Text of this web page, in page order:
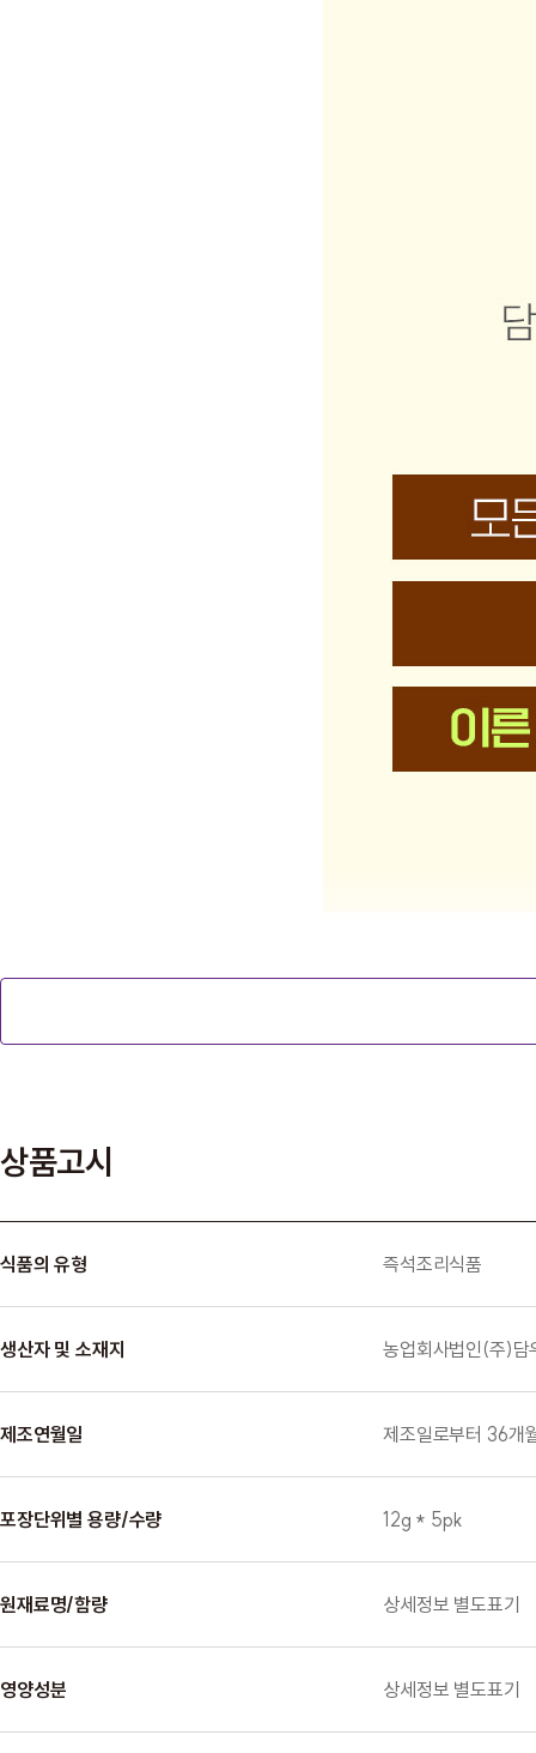
상품고시
식품의 유형 즉석조리식품
생산자 및 소재지 농업회사법인(주)담
제조연월일 제조일로부터 36개
포장단위별 용량/수량 12g * 5pk
원재료명/함량 상세정보 별도표기
영양성분 상세정보 별도표기